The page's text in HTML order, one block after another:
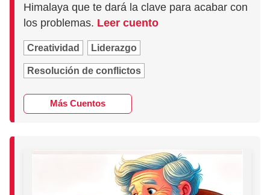
Himalaya que te dará la clave para acabar con
los problemas. Leer cuento
Creatividad Liderazgo
Resolución de conflictos
Más Cuentos